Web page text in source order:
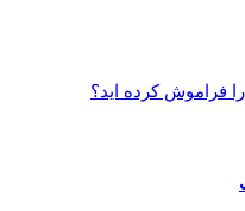
فراموش کرده اید؟